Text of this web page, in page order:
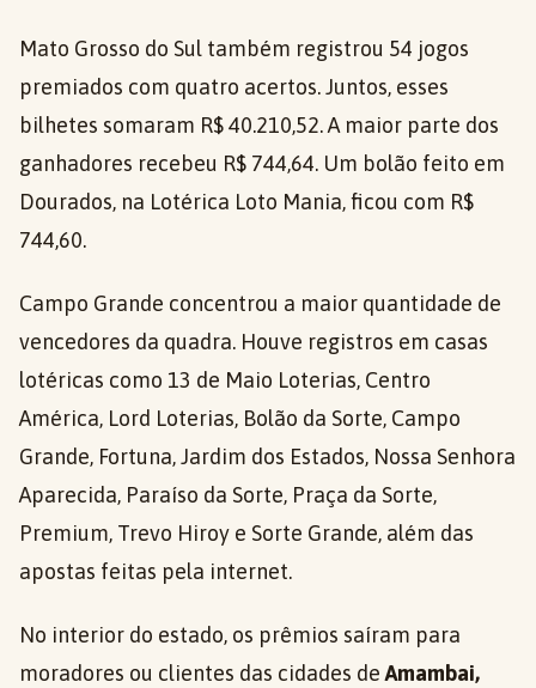
Mato Grosso do Sul também registrou 54 jogos
premiados com quatro acertos. Juntos, esses
bilhetes somaram R$ 40.210,52. A maior parte dos
ganhadores recebeu R$ 744,64. Um bolão feito em
Dourados, na Lotérica Loto Mania, ficou com R$
744,60.
Campo Grande concentrou a maior quantidade de
vencedores da quadra. Houve registros em casas
lotéricas como 13 de Maio Loterias, Centro
América, Lord Loterias, Bolão da Sorte, Campo
Grande, Fortuna, Jardim dos Estados, Nossa Senhora
Aparecida, Paraíso da Sorte, Praça da Sorte,
Premium, Trevo Hiroy e Sorte Grande, além das
apostas feitas pela internet.
No interior do estado, os prêmios saíram para
moradores ou clientes das cidades deAmambai,